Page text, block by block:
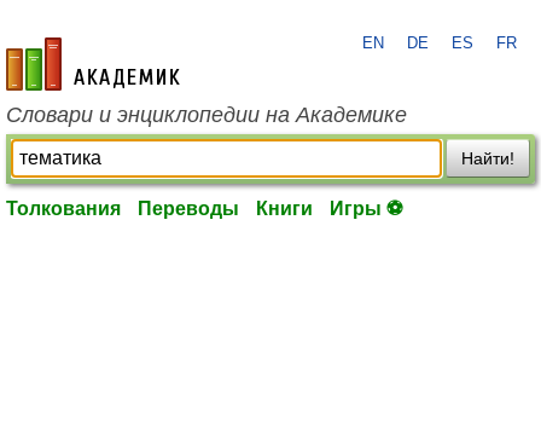
academic.ru
EN DE ES FR
Словари и энциклопедии на Академике
Найти!
Толкования Переводы Книги Игры ⚽